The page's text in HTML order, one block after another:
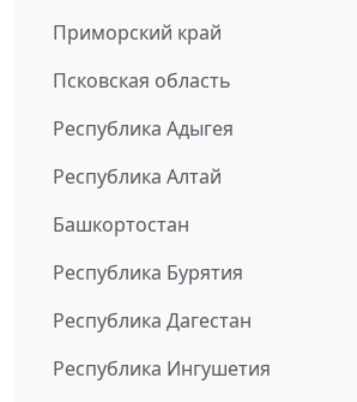
Приморский край
Псковская область
Республика Адыгея
Республика Алтай
Башкортостан
Республика Бурятия
Республика Дагестан
Республика Ингушетия